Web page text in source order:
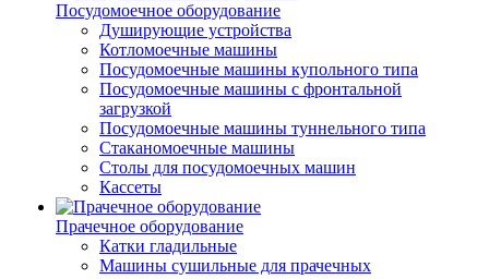
Посудомоечное оборудование
Душирующие устройства
Котломоечные машины
Посудомоечные машины купольного типа
Посудомоечные машины с фронтальной
загрузкой
Посудомоечные машины туннельного типа
Стаканомоечные машины
Столы для посудомоечных машин
Кассеты
Прачечное оборудование
Катки гладильные
Машины сушильные для прачечных